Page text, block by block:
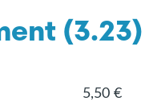
(3.23)
5,50 €